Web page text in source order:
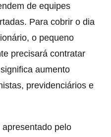
de equipes
Para cobrir o dia
o pequeno
precisará contratar
aumento
previdenciários e
pelo